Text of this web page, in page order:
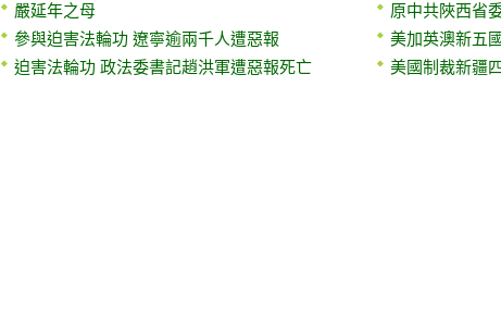
嚴延年之母
參與迫害法輪功 遼寧逾兩千人遭惡報
迫害法輪功 政法委書記趙洪軍遭惡報死亡
原中共陜西省
美加英澳新五
美國制裁新疆